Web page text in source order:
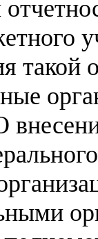
такой